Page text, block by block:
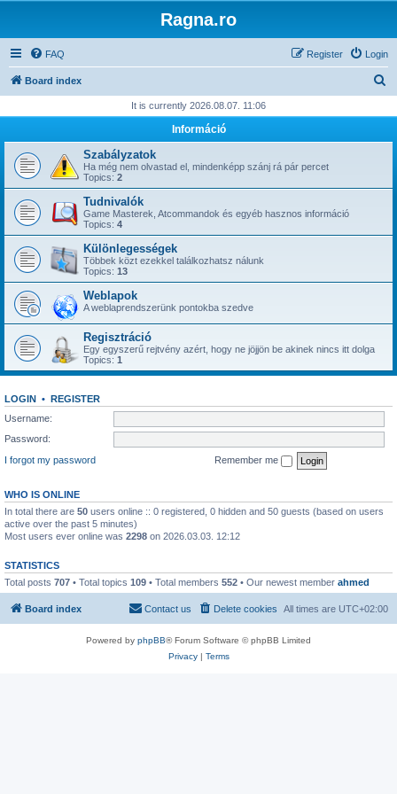
Ragna.ro
FAQ Login
Register
Board index
r
h
It is currently 2026.08.07. 11:06
Információ
Szabályzatok
Ha még nem olvastad el, mindenképp szánj rá pár percet
Topics: 2
Tudnivalók
Game Masterek, Atcommandok és egyéb hasznos információ
Topics: 4
Különlegességek
Többek közt ezekkel találkozhatsz nálunk
Topics: 13
Weblapok
A weblaprendszerünk pontokba szedve
Regisztráció
Egy egyszerű rejtvény azért, hogy ne jöjjön be akinek nincs itt dolga
Topics: 1
LOGIN • REGISTER
Username:
Password:
I forgot my password
Remember me
WHO IS ONLINE
In total there are 50 users online :: 0 registered, 0 hidden and 50 guests (based on users
active over the past 5 minutes)
Most users ever online was 2298 on 2026.03.03. 12:12
STATISTICS
Total posts 707 • Total topics 109 • Total members 552 • Our newest member ahmed
Board index All times are UTC+02:00
Delete cookies
Contact us
Powered by phpBB® Forum Software © phpBB Limited
Privacy| Terms